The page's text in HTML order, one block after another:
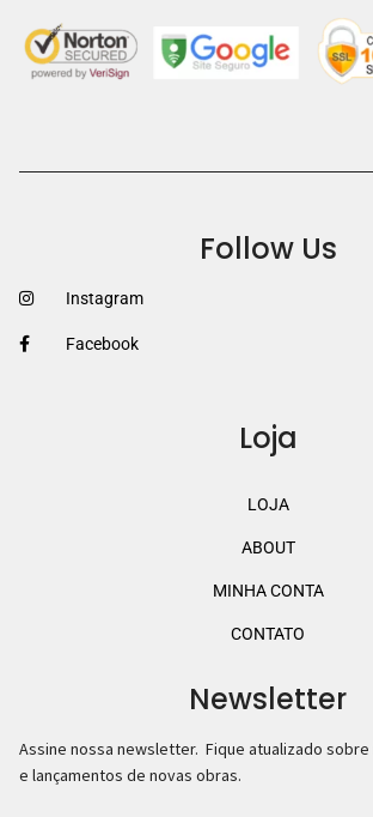
Follow Us
Instagram
Facebook
Loja
LOJA
ABOUT
MINHA CONTA
CONTATO
Newsletter
Assine nossa newsletter. Fique atualizado
e lançamentos de novas obras.